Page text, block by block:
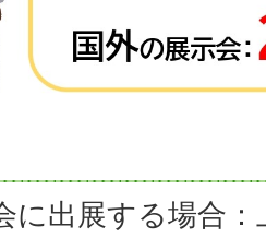
に出展する場合